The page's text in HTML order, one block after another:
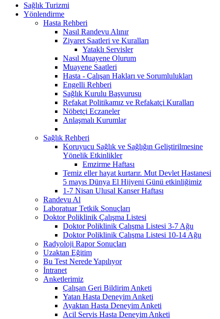
Sağlık Turizmi
Yönlendirme
Hasta Rehberi
Nasıl Randevu Alınır
Ziyaret Saatleri ve Kuralları
Yataklı Servisler
Nasıl Muayene Olurum
Muayene Saatleri
Hasta - Çalışan Hakları ve Sorumlulukları
Engelli Rehberi
Sağlık Kurulu Başvurusu
Refakat Politikamız ve Refakatçi Kuralları
Nöbetçi Eczaneler
Anlaşmalı Kurumlar
Sağlık Rehberi
Koruyucu Sağlık ve Sağlığın Geliştirilmesine
Yönelik Etkinlikler
Emzirme Haftası
Temiz eller hayat kurtarır. Mut Devlet Hastanesi
5 mayıs Dünya El Hijyeni Günü etkinliğimiz
1-7 Nisan Ulusal Kanser Haftası
Randevu Al
Laboratuar Tetkik Sonuçları
Doktor Poliklinik Çalışma Listesi
Doktor Poliklinik Çalışma Listesi 3-7 Ağu
Doktor Poliklinik Çalışma Listesi 10-14 Ağu
Radyoloji Rapor Sonuçları
Uzaktan Eğitim
Bu Test Nerede Yapılıyor
İntranet
Anketlerimiz
Çalışan Geri Bildirim Anketi
Yatan Hasta Deneyim Anketi
Ayaktan Hasta Deneyim Anketi
Acil Servis Hasta Deneyim Anketi